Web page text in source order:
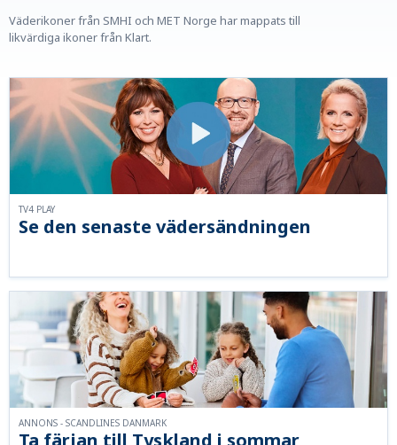
Väderikoner från SMHI och MET Norge har mappats till
likvärdiga ikoner från Klart.
Se den senaste vädersändningen
TV4 PLAY
ANNONS - SCANDLINES DANMARK